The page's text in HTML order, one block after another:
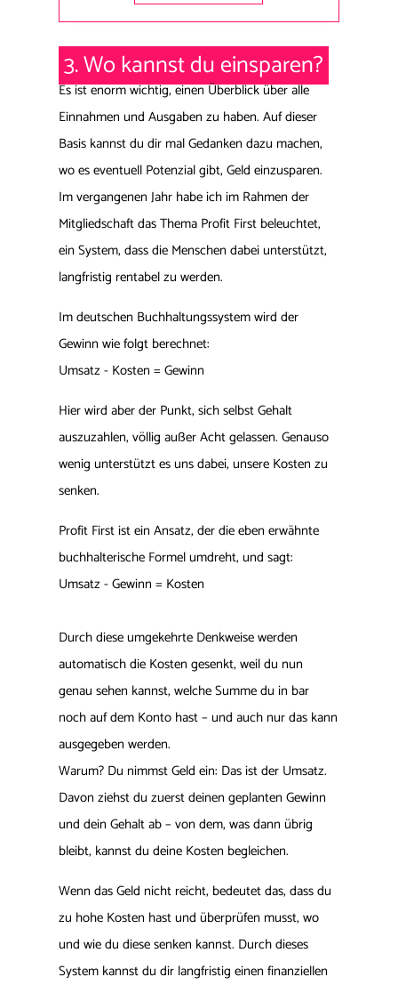
3. Wo kannst du einsparen?
Es ist enorm wichtig, einen Überblick über alle
Einnahmen und Ausgaben zu haben. Auf dieser
Basis kannst du dir mal Gedanken dazu machen,
wo es eventuell Potenzial gibt, Geld einzusparen.
Im vergangenen Jahr habe ich im Rahmen der
Mitgliedschaft das Thema Profit First beleuchtet,
ein System, dass die Menschen dabei unterstützt,
langfristig rentabel zu werden.
Im deutschen Buchhaltungssystem wird der
Gewinn wie folgt berechnet:
Umsatz - Kosten = Gewinn
Hier wird aber der Punkt, sich selbst Gehalt
auszuzahlen, völlig außer Acht gelassen. Genauso
wenig unterstützt es uns dabei, unsere Kosten zu
senken.
Profit First ist ein Ansatz, der die eben erwähnte
buchhalterische Formel umdreht, und sagt:
Umsatz - Gewinn = Kosten
Durch diese umgekehrte Denkweise werden
automatisch die Kosten gesenkt, weil du nun
genau sehen kannst, welche Summe du in bar
noch auf dem Konto hast – und auch nur das kann
ausgegeben werden.
Warum? Du nimmst Geld ein: Das ist der Umsatz.
Davon ziehst du zuerst deinen geplanten Gewinn
und dein Gehalt ab – von dem, was dann übrig
bleibt, kannst du deine Kosten begleichen.
Wenn das Geld nicht reicht, bedeutet das, dass du
zu hohe Kosten hast und überprüfen musst, wo
und wie du diese senken kannst. Durch dieses
System kannst du dir langfristig einen finanziellen